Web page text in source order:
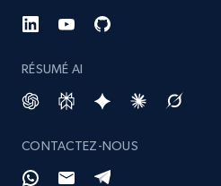
RÉSUMÉ AI
CONTACTEZ-NOUS